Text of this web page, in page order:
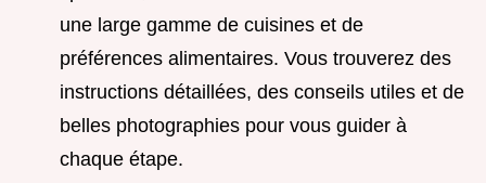
une large gamme de cuisines et de
préférences alimentaires. Vous trouverez des
instructions détaillées, des conseils utiles et de
belles photographies pour vous guider à
chaque étape.